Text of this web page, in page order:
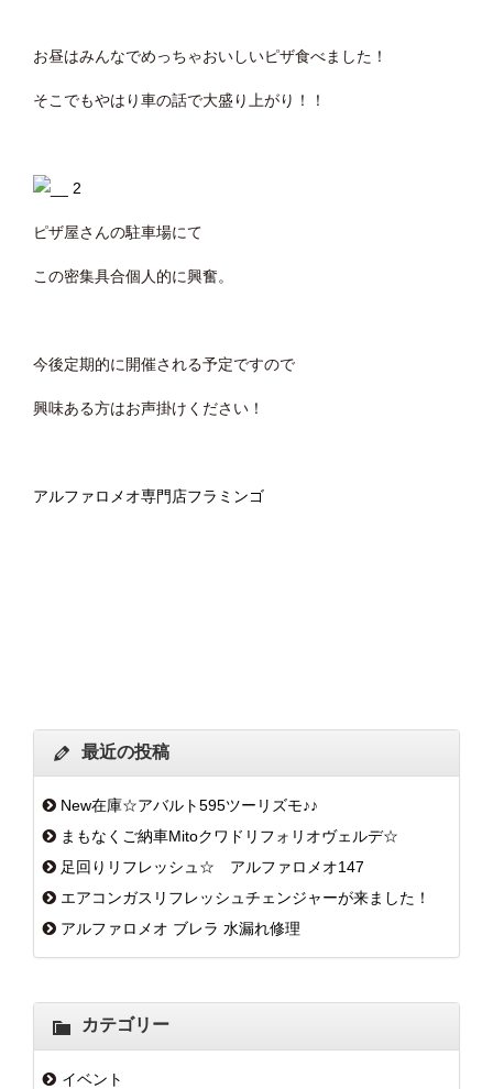
お昼はみんなでめっちゃおいしいピザ食べました！
そこでもやはり車の話で大盛り上がり！！
ピザ屋さんの駐車場にて
この密集具合個人的に興奮。
今後定期的に開催される予定ですので
興味ある方はお声掛けください！
アルファロメオ専門店フラミンゴ
最近の投稿
New在庫☆アバルト595ツーリズモ♪♪
まもなくご納車Mitoクワドリフォリオヴェルデ☆
足回りリフレッシュ☆ アルファロメオ147
エアコンガスリフレッシュチェンジャーが来ました！
アルファロメオ ブレラ 水漏れ修理
カテゴリー
イベント